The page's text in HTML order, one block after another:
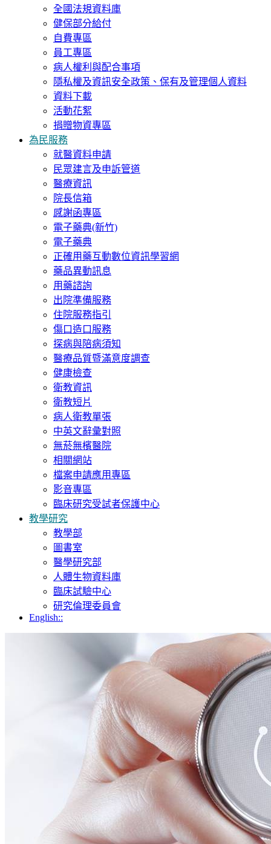
全國法規資料庫
健保部分給付
自費專區
員工專區
病人權利與配合事項
隱私權及資訊安全政策、保有及管理個人資料
資料下載
活動花絮
捐贈物資專區
為民服務
就醫資料申請
民眾建言及申訴管道
醫療資訊
院長信箱
感謝函專區
電子藥典(新竹)
電子藥典
正確用藥互動數位資訊學習網
藥品異動訊息
用藥諮詢
出院準備服務
住院服務指引
傷口造口服務
探病與陪病須知
醫療品質暨滿意度調查
健康檢查
衛教資訊
衛教短片
病人衛教單張
中英文辭彙對照
無菸無檳醫院
相關網站
檔案申請應用專區
影音專區
臨床研究受試者保護中心
教學研究
教學部
圖書室
醫學研究部
人體生物資料庫
臨床試驗中心
研究倫理委員會
English::